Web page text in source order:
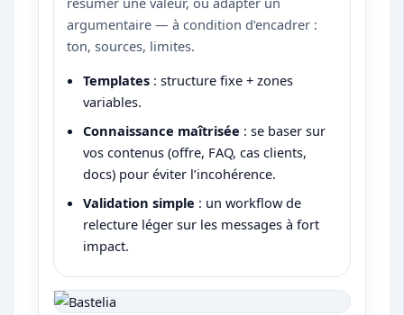
argumentaire — à condition d’encadrer :
ton, sources, limites.
Templates : structure fixe + zones
variables.
Connaissance maîtrisée : se baser sur
vos contenus (offre, FAQ, cas clients,
docs) pour éviter l’incohérence.
Validation simple : un workflow de
relecture léger sur les messages à fort
impact.